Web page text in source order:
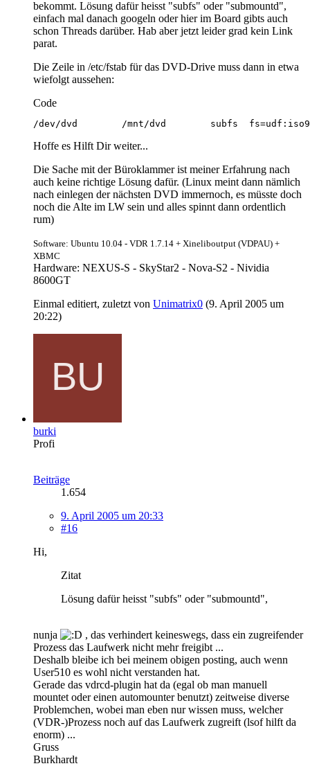
bekommt. Lösung dafür heisst "subfs" oder "submountd",
einfach mal danach googeln oder hier im Board gibts auch
schon Threads darüber. Hab aber jetzt leider grad kein Link
parat.
Die Zeile in /etc/fstab für das DVD-Drive muss dann in etwa
wiefolgt aussehen:
Code
Hoffe es Hilft Dir weiter...
Die Sache mit der Büroklammer ist meiner Erfahrung nach
auch keine richtige Lösung dafür. (Linux meint dann nämlich
nach einlegen der nächsten DVD immernoch, es müsste doch
noch die Alte im LW sein und alles spinnt dann ordentlich
rum)
Software: Ubuntu 10.04 - VDR 1.7.14 + Xineliboutput (VDPAU) +
XBMC
Hardware: NEXUS-S - SkyStar2 - Nova-S2 - Nividia
8600GT
Einmal editiert, zuletzt von Unimatrix0 (9. April 2005 um
20:22)
burki
Profi
Beiträge
1.654
9. April 2005 um 20:33
#16
Hi,
Zitat
Lösung dafür heisst "subfs" oder "submountd",
nunja
, das verhindert keineswegs, dass ein zugreifender
Prozess das Laufwerk nicht mehr freigibt ...
Deshalb bleibe ich bei meinem obigen posting, auch wenn
User510 es wohl nicht verstanden hat.
Gerade das vdrcd-plugin hat da (egal ob man manuell
mountet oder einen automounter benutzt) zeitweise diverse
Problemchen, wobei man eben nur wissen muss, welcher
(VDR-)Prozess noch auf das Laufwerk zugreift (lsof hilft da
enorm) ...
Gruss
Burkhardt